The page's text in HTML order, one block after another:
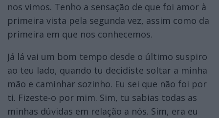
nos vimos. Tenho a sensação de que foi amor à
primeira vista pela segunda vez, assim como da
primeira em que nos conhecemos.
Já lá vai um bom tempo desde o último suspiro
ao teu lado, quando tu decidiste soltar a minha
mão e caminhar sozinho. Eu sei que não foi por
ti. Fizeste-o por mim. Sim, tu sabias todas as
minhas dúvidas em relação a nós. Sim, era eu